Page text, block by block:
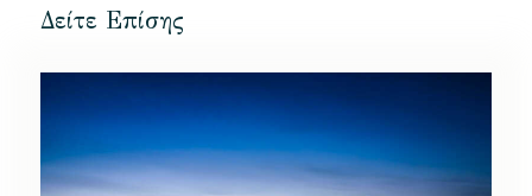
Δείτε Επίσης